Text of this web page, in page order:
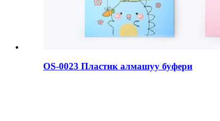
OS-0023 Пластик алмашуу буфери